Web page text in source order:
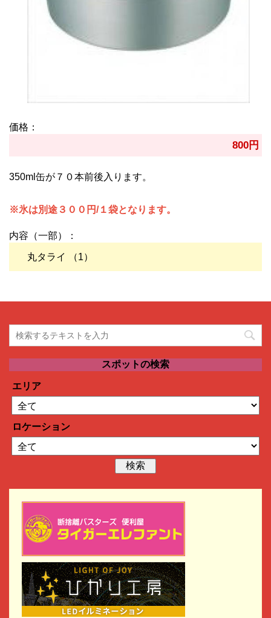
価格：
800円
350ml缶が７０本前後入ります。
※氷は別途３００円/１袋となります。
内容（一部）：
丸タライ （1）
スポットの検索
エリア
ロケーション